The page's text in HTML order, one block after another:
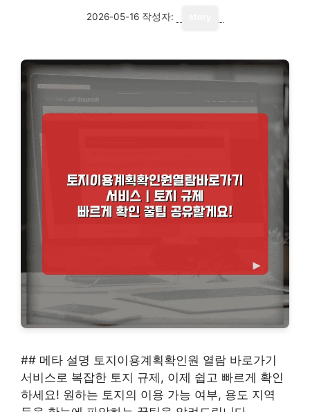
2026-05-16 작성자:
## 메타 설명 토지이용계획확인원 열람 바로가기
서비스로 복잡한 토지 규제, 이제 쉽고 빠르게 확인
하세요! 원하는 토지의 이용 가능 여부, 용도 지역